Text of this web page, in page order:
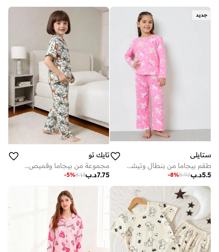
جديد
ستايلي
طقم بيجاما من بنطال وتيشيرت بأكمام طويلة مطبوع للبنات
د.ب5.5
5.92
-8%
تايك تو
مجموعة من بيجاما وقميص بأكمام قصيرة بطبعة جرافيك
د.ب7.75
8.13
-5%